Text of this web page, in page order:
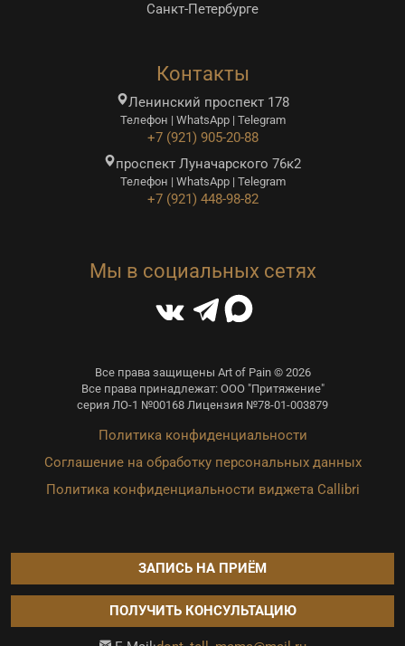
Санкт-Петербурге
Контакты
Ленинский проспект 178
Телефон | WhatsApp | Telegram
+7 (921) 905-20-88
проспект Луначарского 76к2
Телефон | WhatsApp | Telegram
+7 (921) 448-98-82
Мы в социальных сетях
Все права защищены Art of Pain © 2026
Все права принадлежат: ООО "Притяжение"
серия ЛО-1 №00168 Лицензия №78-01-003879
Политика конфиденциальности
Соглашение на обработку персональных данных
Политика конфиденциальности виджета Callibri
ЗАПИСЬ НА ПРИЁМ
ПОЛУЧИТЬ КОНСУЛЬТАЦИЮ